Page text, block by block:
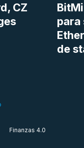
CZ
para
de
Finanzas 4.0